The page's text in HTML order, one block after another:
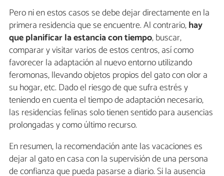
Pero ni en estos casos se debe dejar directamente en la
primera residencia que se encuentre. Al contrario,hay
que planificar la estancia con tiempo, buscar,
comparar y visitar varios de estos centros, así como
favorecer la adaptación al nuevo entorno utilizando
feromonas, llevando objetos propios del gato con olor a
su hogar, etc. Dado el riesgo de que sufra estrés y
teniendo en cuenta el tiempo de adaptación necesario,
las residencias felinas solo tienen sentido para ausencias
prolongadas y como último recurso.
En resumen, la recomendación ante las vacaciones es
dejar al gato en casa con la supervisión de una persona
de confianza que pueda pasarse a diario. Si la ausencia